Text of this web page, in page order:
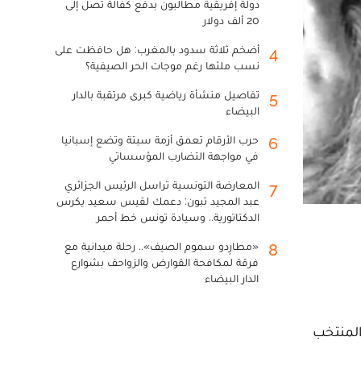
دولة إفريقية مطالبون بدفع كفالة تصل إلى
20 ألف دولار
4
أضخم ثلاثة سدود بالمغرب: هل حافظت على
نسب ملئها رغم موجات الحر الصيفية؟
5
تفاصيل منشأة رياضية كبرى مرتقبة بالدار
البيضاء
6
حرب الأرقام تعمق أزمة سبتة وتضع إسبانيا
في مواجهة التضارب المؤسساتي
7
المعارضة التونسية تراسل الرئيس الجزائري
عبد المجيد تبون: دعمك لقيس سعيد يكرس
الدكتاتورية.. وسيادة تونس خط أحمر
8
«مطارِدو سموم الصيف».. رحلة ميدانية مع
فرقة لمكافحة القوارض والزواحف بشوارع
الدار البيضاء